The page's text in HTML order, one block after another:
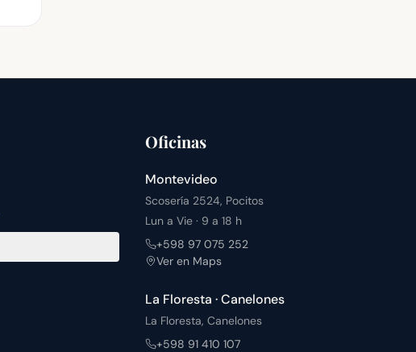
Oficinas
Montevideo
Scosería 2524, Pocitos
Lun a Vie · 9 a 18 h
+598 97 075 252
Ver en Maps
La Floresta · Canelones
La Floresta, Canelones
+598 91 410 107